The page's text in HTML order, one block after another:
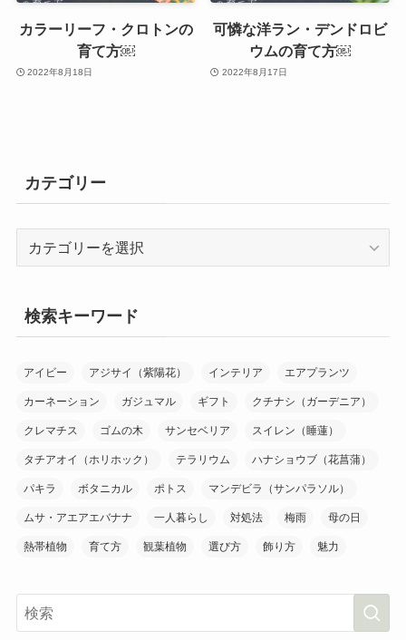
カラーリーフ・クロトンの
育て方￼
2022年8月18日
可憐な洋ラン・デンドロビ
ウムの育て方￼
2022年8月17日
カテゴリー
リ
ー
検索キーワード
アイビー アジサイ（紫陽花） インテリア エアプランツ
カーネーション ガジュマル ギフト クチナシ（ガーデニア）
クレマチス ゴムの木 サンセベリア スイレン（睡蓮）
タチアオイ（ホリホック） テラリウム ハナショウブ（花菖蒲）
パキラ ボタニカル ポトス マンデビラ（サンパラソル）
ムサ・アエアエバナナ 一人暮らし 対処法 梅雨 母の日
熱帯植物 育て方 観葉植物 選び方 飾り方 魅力